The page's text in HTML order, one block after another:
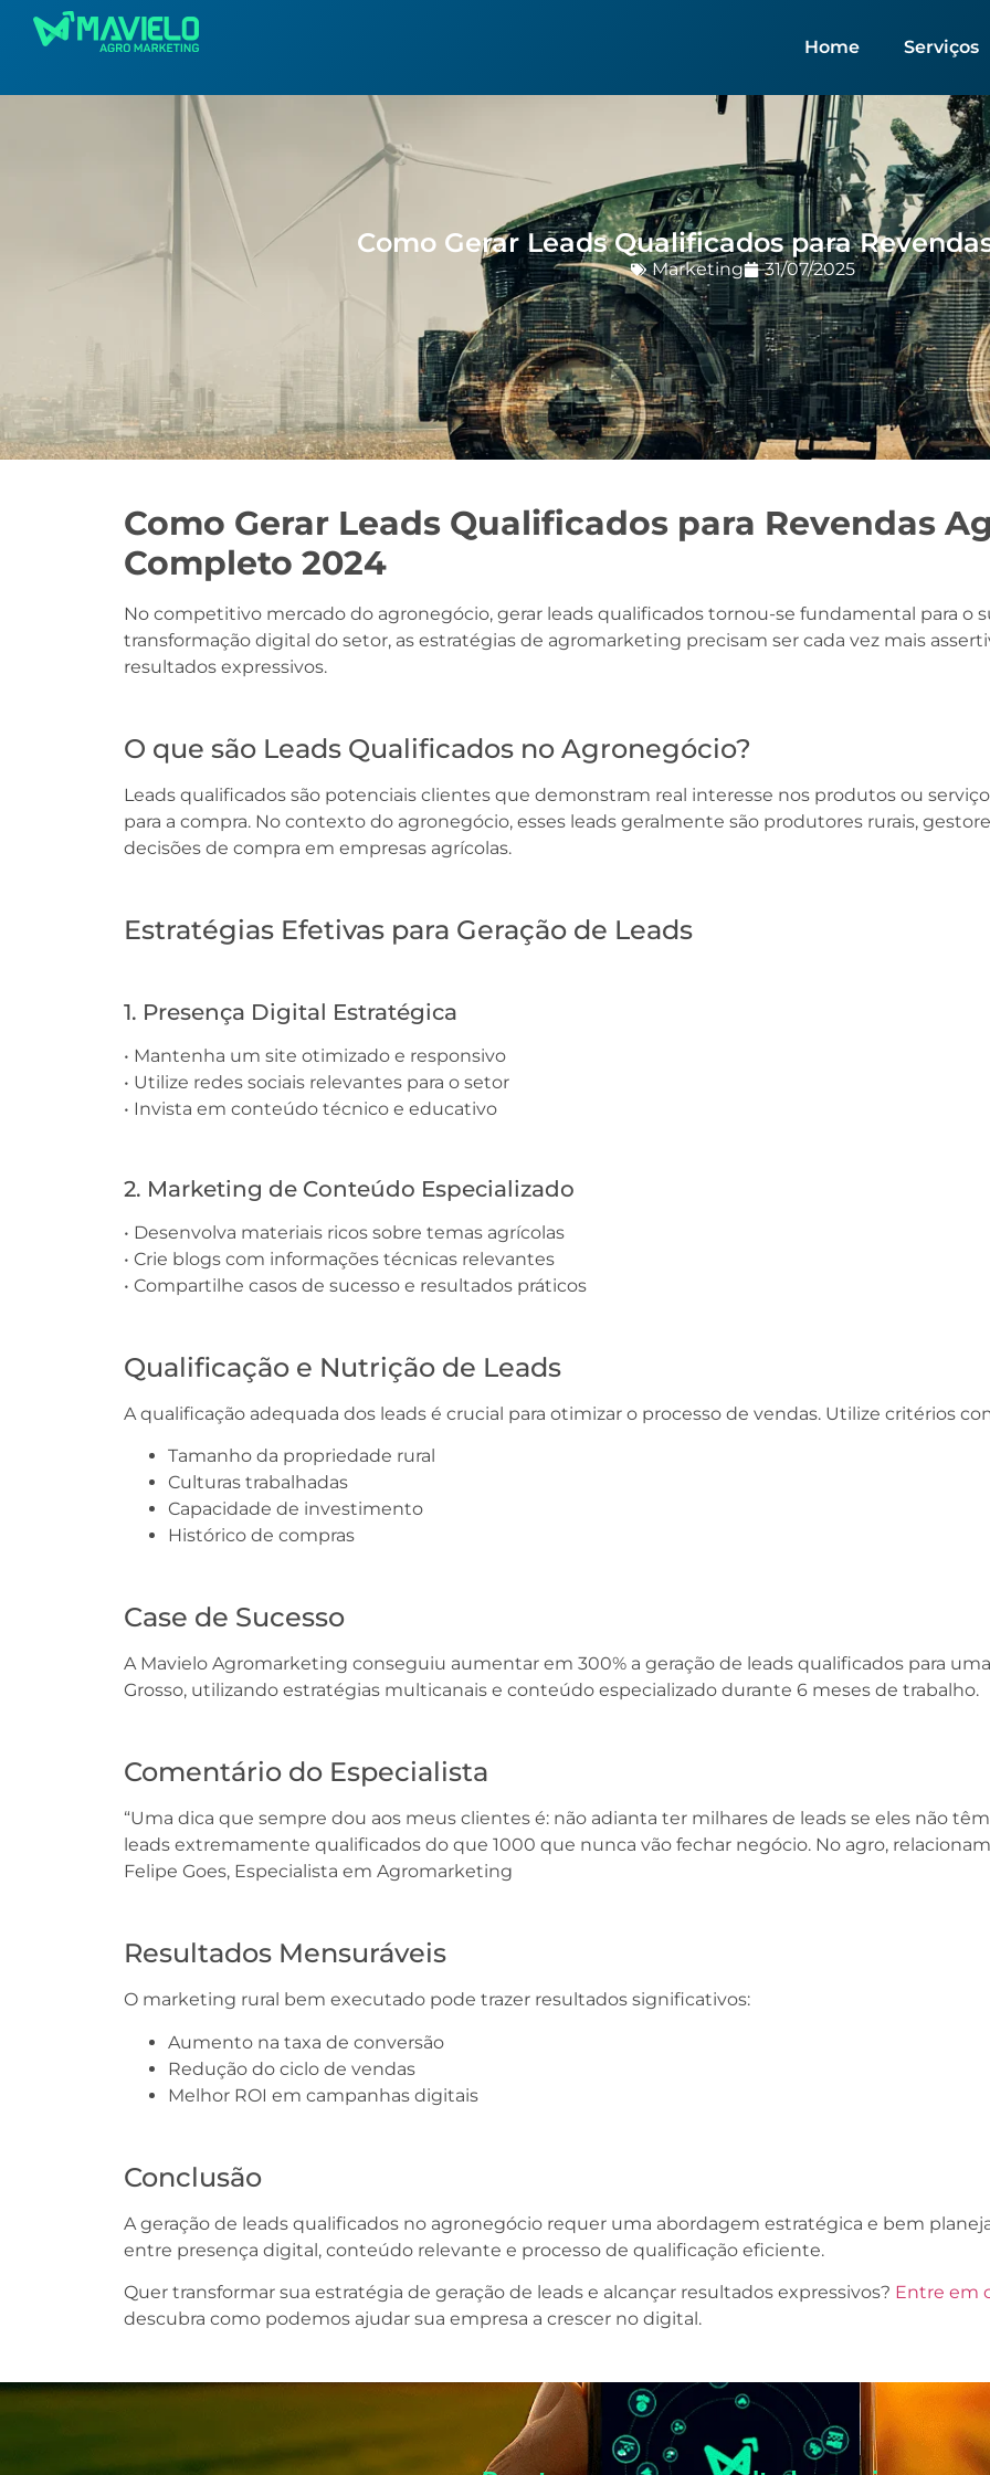
Home Serviços
Como Gerar Leads Qualificados para
Marketing 31/07/2025
Como Gerar Leads Qualificados para Revendas
Completo 2024
No competitivo mercado do agronegócio, gerar leads qualificados tornou-se fundamental para o
transformação digital do setor, as estratégias de agromarketing precisam ser cada vez mais
resultados expressivos.
O que são Leads Qualificados no Agronegócio?
Leads qualificados são potenciais clientes que demonstram real interesse nos produtos ou
para a compra. No contexto do agronegócio, esses leads geralmente são produtores rurais,
decisões de compra em empresas agrícolas.
Estratégias Efetivas para Geração de Leads
1. Presença Digital Estratégica
• Mantenha um site otimizado e responsivo
• Utilize redes sociais relevantes para o setor
• Invista em conteúdo técnico e educativo
2. Marketing de Conteúdo Especializado
• Desenvolva materiais ricos sobre temas agrícolas
• Crie blogs com informações técnicas relevantes
• Compartilhe casos de sucesso e resultados práticos
Qualificação e Nutrição de Leads
A qualificação adequada dos leads é crucial para otimizar o processo de vendas. Utilize critérios
Tamanho da propriedade rural
Culturas trabalhadas
Capacidade de investimento
Histórico de compras
Case de Sucesso
A Mavielo Agromarketing conseguiu aumentar em 300% a geração de leads qualificados para
Grosso, utilizando estratégias multicanais e conteúdo especializado durante 6 meses de trabalho.
Comentário do Especialista
“Uma dica que sempre dou aos meus clientes é: não adianta ter milhares de leads se eles não
leads extremamente qualificados do que 1000 que nunca vão fechar negócio. No agro,
Felipe Goes, Especialista em Agromarketing
Resultados Mensuráveis
O marketing rural bem executado pode trazer resultados significativos:
Aumento na taxa de conversão
Redução do ciclo de vendas
Melhor ROI em campanhas digitais
Conclusão
A geração de leads qualificados no agronegócio requer uma abordagem estratégica e bem
entre presença digital, conteúdo relevante e processo de qualificação eficiente.
Quer transformar sua estratégia de geração de leads e alcançar resultados expressivos? Entre em
descubra como podemos ajudar sua empresa a crescer no digital.